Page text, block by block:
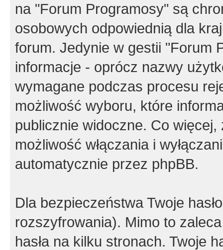
na "Forum Programosy" są
osobowych odpowiednią dla
forum. Jedynie w gestii "Forum
informacje - oprócz nazwy
wymagane podczas procesu
możliwość wyboru, które
publicznie widoczne. Co
możliwość włączania i
automatycznie przez phpBB.
Dla bezpieczeństwa Twoje
rozszyfrowania). Mimo to
hasła na kilku stronach. Twoje